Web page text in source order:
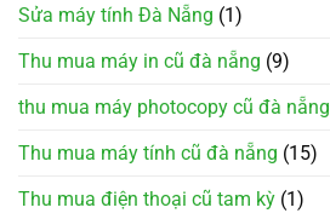
Sửa máy tính Đà Nẵng (1)
Thu mua máy in cũ đà nẵng (9)
thu mua máy photocopy cũ đà nẵng
Thu mua máy tính cũ đà nẵng (15)
Thu mua điện thoại cũ tam kỳ (1)